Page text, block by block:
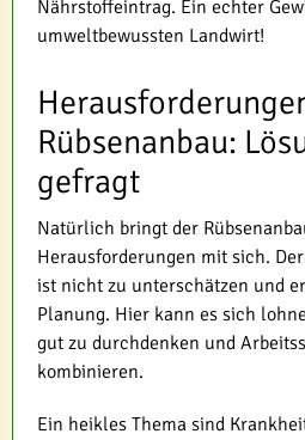
Nährstoffeintrag. Ein echter
umweltbewussten Landwirt!
Rübsenanbau:
gefragt
Natürlich bringt der
Herausforderungen mit sich.
ist nicht zu unterschätzen und
Planung. Hier kann es sich
gut zu durchdenken und
kombinieren.
Ein heikles Thema sind